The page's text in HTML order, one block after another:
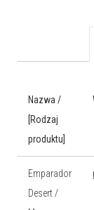
Nazwa /
[Rodzaj
produktu]
Emparador
Desert /